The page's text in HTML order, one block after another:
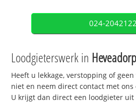
024-2042122
Loodgieterswerk in
Heeft u lekkage, verstopping of
niet en neem direct contact met ons
U krijgt dan direct een loodgieter uit